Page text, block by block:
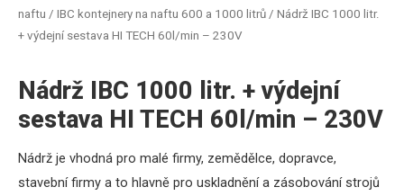
naftu / IBC kontejnery na naftu 600 a 1000 litrů / Nádrž IBC 1000 litr.
+ výdejní sestava HI TECH 60l/min – 230V
Nádrž IBC 1000 litr. + výdejní
sestava HI TECH 60l/min – 230V
Nádrž je vhodná pro malé firmy, zemědělce, dopravce,
stavební firmy a to hlavně pro uskladnění a zásobování strojů